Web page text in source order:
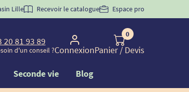
" pourla 1ère commande d'incontinence
Lille Recevoir le catalogue Espace pro
20 81 93 89
d'un conseil ?Connexion
0
Panier/ Devis
Seconde vie Blog